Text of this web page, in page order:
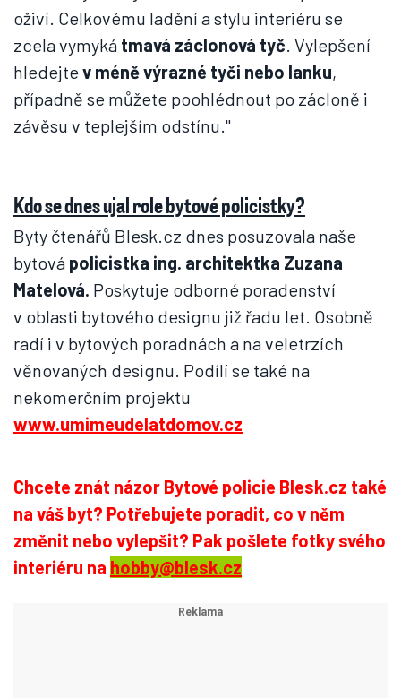
oživí. Celkovému ladění a stylu interiéru se
zcela vymyká tmavá záclonová tyč . Vylepšení
hledejtev méně výrazné tyči nebo lanku,
případně se můžete poohlédnout po zácloně i
závěsu v teplejším odstínu."
Kdo se dnes ujal role bytové policistky?
Byty čtenářů Blesk.cz dnes posuzovala naše
bytová policistka ing. architektka Zuzana
Matelová. Poskytuje odborné poradenství
v oblasti bytového designu již řadu let. Osobně
radí i v bytových poradnách a na veletrzích
věnovaných designu. Podílí se také na
nekomerčním projektu
www.umimeudelatdomov.cz
Chcete znát názor Bytové policie Blesk.cz také
na váš byt? Potřebujete poradit, co v něm
změnit nebo vylepšit? Pak pošlete fotky svého
interiéru na hobby@blesk.cz